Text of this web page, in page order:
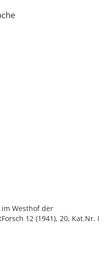
Westhof der
12 (1941), 20, Kat.Nr. I